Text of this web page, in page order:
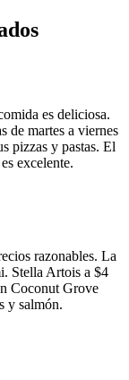
es deliciosa.
de martes a viernes
pizzas y pastas. El
excelente.
razonables. La
Stella Artois a $4
Coconut Grove
y salmón.